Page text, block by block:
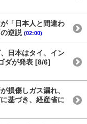
「日本人と間違わ
逆説 (02:00)
日本はタイ、イン
ダが発表 [8/6]
損傷しガス漏れ、
基づき、経産省に